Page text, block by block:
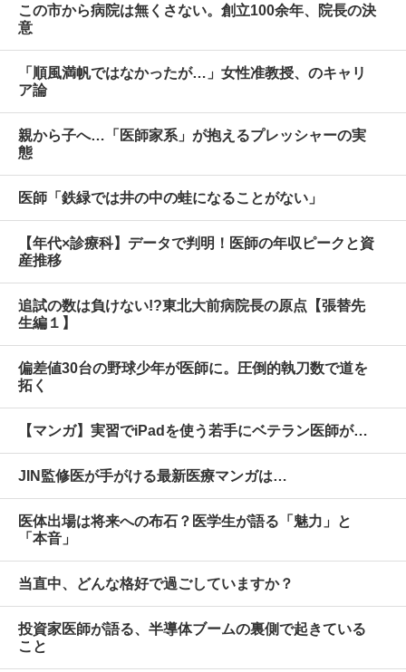
この市から病院は無くさない。創立100余年、院長の決
意
「順風満帆ではなかったが…」女性准教授、のキャリ
ア論
親から子へ…「医師家系」が抱えるプレッシャーの実
態
医師「鉄緑では井の中の蛙になることがない」
【年代×診療科】データで判明！医師の年収ピークと資
産推移
追試の数は負けない!?東北大前病院長の原点【張替先
生編１】
偏差値30台の野球少年が医師に。圧倒的執刀数で道を
拓く
【マンガ】実習でiPadを使う若手にベテラン医師が…
JIN監修医が手がける最新医療マンガは…
医体出場は将来への布石？医学生が語る「魅力」と
「本音」
当直中、どんな格好で過ごしていますか？
投資家医師が語る、半導体ブームの裏側で起きている
こと